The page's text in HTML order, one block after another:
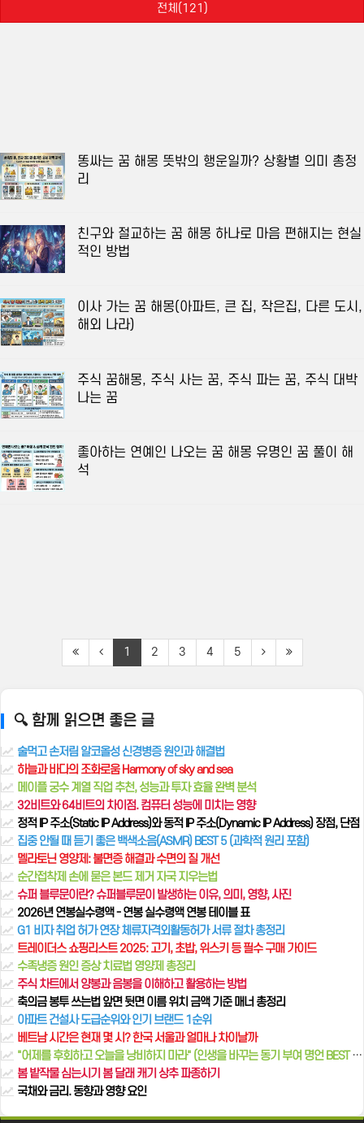
전체(121)
똥싸는 꿈 해몽 뜻밖의 행운일까? 상황별 의미 총정
리
친구와 절교하는 꿈 해몽 하나로 마음 편해지는 현실
적인 방법
이사 가는 꿈 해몽(아파트, 큰 집, 작은집, 다른 도시,
해외 나라)
주식 꿈해몽, 주식 사는 꿈, 주식 파는 꿈, 주식 대박
나는 꿈
좋아하는 연예인 나오는 꿈 해몽 유명인 꿈 풀이 해
석
1 2 3 4 5
🔍 함께 읽으면 좋은 글
술먹고 손저림 알코올성 신경병증 원인과 해결법
하늘과 바다의 조화로움 Harmony of sky and sea
메이플 궁수 계열 직업 추천, 성능과 투자 효율 완벽 분석
32비트와 64비트의 차이점. 컴퓨터 성능에 미치는 영향
정적 IP 주소(Static IP Address)와 동적 IP 주소(Dynamic IP Address) 장점, 단점
집중 안될 때 듣기 좋은 백색소음(ASMR) BEST 5 (과학적 원리 포함)
멜라토닌 영양제: 불면증 해결과 수면의 질 개선
순간접착제 손에 묻은 본드 제거 자국 지우는법
슈퍼 블루문이란? 슈퍼블루문이 발생하는 이유, 의미, 영향, 사진
2026년 연봉실수령액 - 연봉 실수령액 연봉 테이블 표
G1 비자 취업 허가 연장 체류자격외활동허가 서류 절차 총정리
트레이더스 쇼핑리스트 2025: 고기, 초밥, 위스키 등 필수 구매 가이드
수족냉증 원인 증상 치료법 영양제 총정리
주식 차트에서 양봉과 음봉을 이해하고 활용하는 방법
축의금 봉투 쓰는법 앞면 뒷면 이름 위치 금액 기준 매너 총정리
아파트 건설사 도급순위와 인기 브랜드 1순위
베트남 시간은 현재 몇 시? 한국 서울과 얼마나 차이날까
"어제를 후회하고 오늘을 낭비하지 마라" (인생을 바꾸는 동기 부여 명언 BEST 10)
봄 밭작물 심는시기 봄 달래 캐기 상추 파종하기
국채와 금리. 동향과 영향 요인